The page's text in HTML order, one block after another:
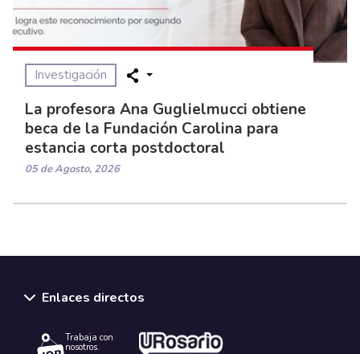
Investigación
La profesora Ana Guglielmucci obtiene
beca de la Fundación Carolina para
estancia corta postdoctoral
05 de Agosto, 2026
Enlaces directos
Trabaja con
nosotros.